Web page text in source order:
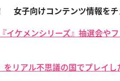
女子向けコンテンツ情報をチ
『イケメンシリーズ』抽選会や
リアル不思議の国でプレイ